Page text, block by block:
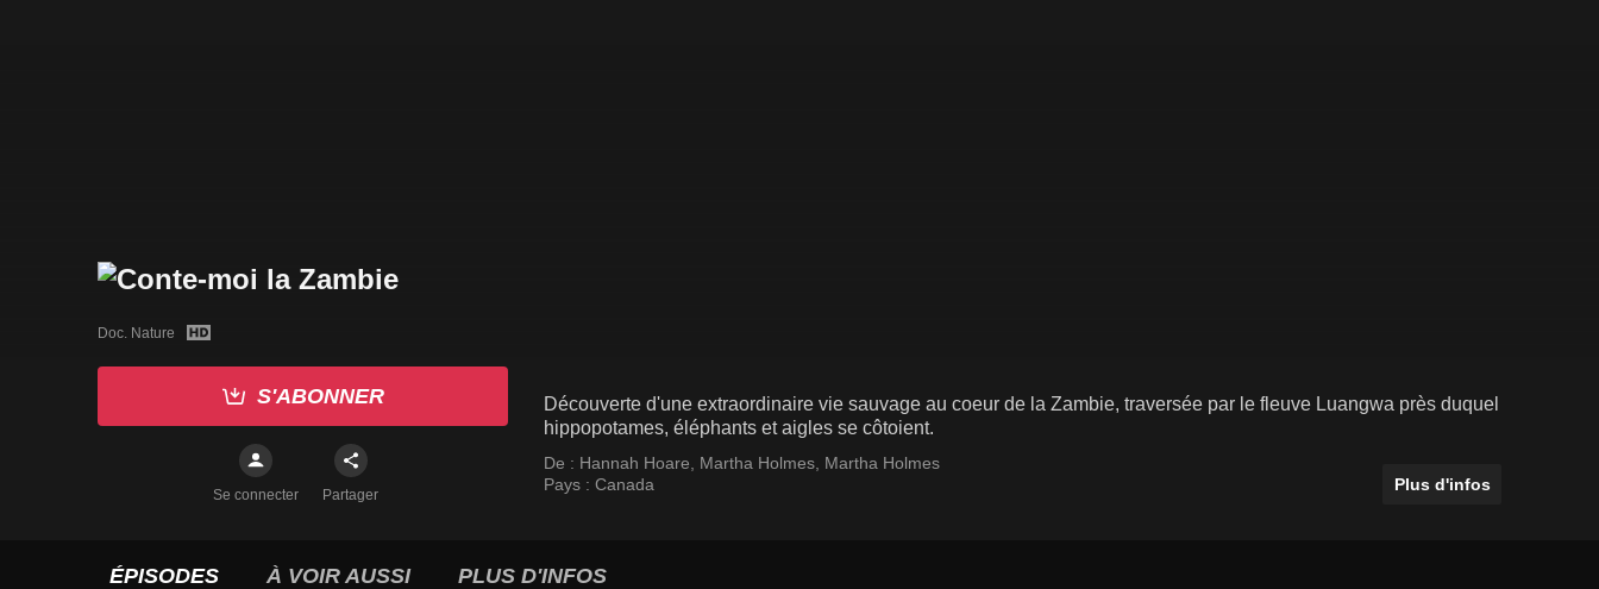
Doc. Nature
S'ABONNER
Se connecter Partager
Découverte d'une extraordinaire vie sauvage au coeur de la Zambie, traversée par le fleuve Luangwa près duquel
hippopotames, éléphants et aigles se côtoient.
De : Hannah Hoare Martha Holmes Martha Holmes
Pays : Canada Plus d'infos
ÉPISODES À VOIR AUSSI PLUS D'INFOS